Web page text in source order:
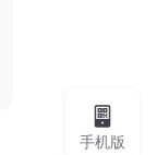
手机版